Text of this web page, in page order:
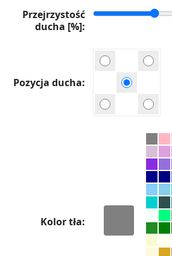
Przejrzystość
ducha [%]
Pozycja ducha
Kolor tła